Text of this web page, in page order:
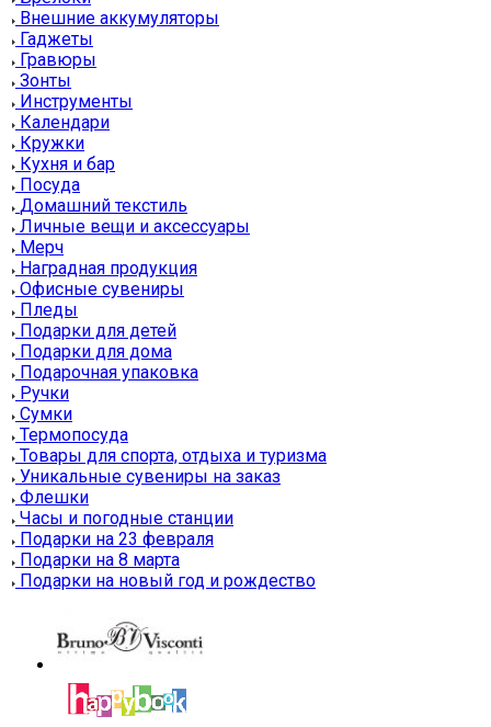
Внешние аккумуляторы
Гаджеты
Гравюры
Зонты
Инструменты
Календари
Кружки
Кухня и бар
Посуда
Домашний текстиль
Личные вещи и аксессуары
Мерч
Наградная продукция
Офисные сувениры
Пледы
Подарки для детей
Подарки для дома
Подарочная упаковка
Ручки
Сумки
Термопосуда
Товары для спорта, отдыха и туризма
Уникальные сувениры на заказ
Флешки
Часы и погодные станции
Подарки на 23 февраля
Подарки на 8 марта
Подарки на новый год и рождество